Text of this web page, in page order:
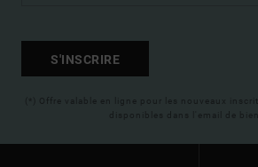
S'INSCRIRE
(*) Offre valable en ligne pour les nouveaux
disponibles dans l'email de